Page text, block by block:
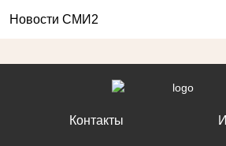
Новости СМИ2
Контакты